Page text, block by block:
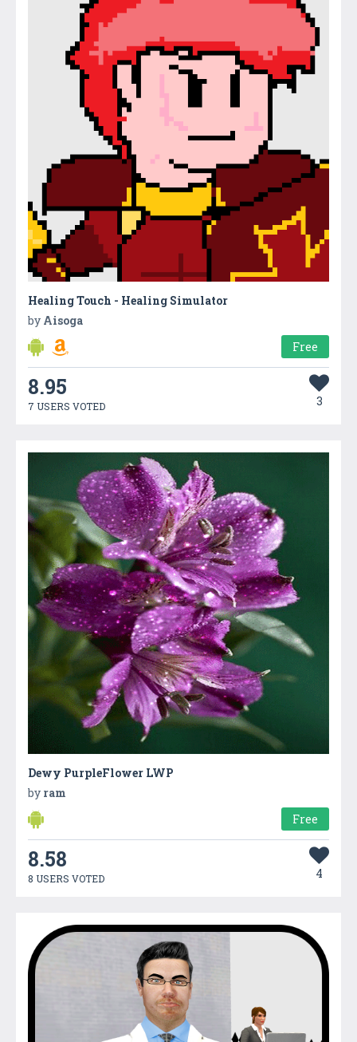
Healing Touch - Healing Simulator
by Aisoga
Free
8.95
7 USERS VOTED 3
Dewy PurpleFlower LWP
by ram
Free
8.58
8 USERS VOTED 4